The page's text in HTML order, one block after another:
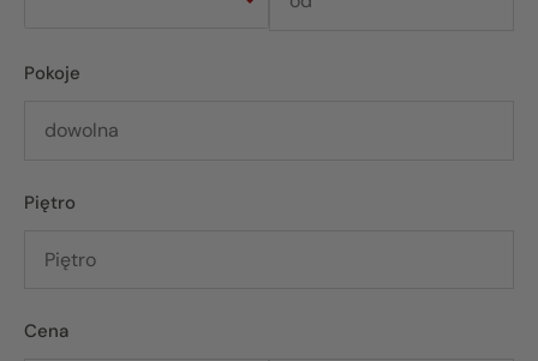
Pokoje
Piętro
Cena